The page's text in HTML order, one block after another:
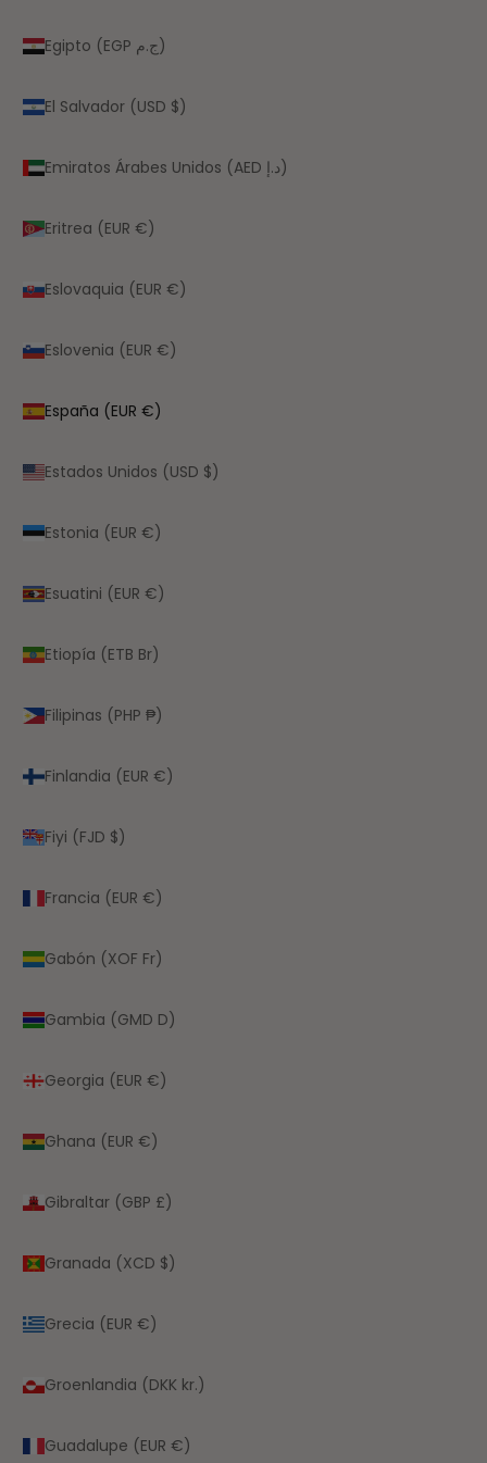
Egipto (EGP ج.م)
El Salvador (USD $)
Emiratos Árabes Unidos (AED د.إ)
Eritrea (EUR €)
Eslovaquia (EUR €)
Eslovenia (EUR €)
España (EUR €)
Estados Unidos (USD $)
Estonia (EUR €)
Esuatini (EUR €)
Etiopía (ETB Br)
Filipinas (PHP ₱)
Finlandia (EUR €)
Fiyi (FJD $)
Francia (EUR €)
Gabón (XOF Fr)
Gambia (GMD D)
Georgia (EUR €)
Ghana (EUR €)
Gibraltar (GBP £)
Granada (XCD $)
Grecia (EUR €)
Groenlandia (DKK kr.)
Guadalupe (EUR €)